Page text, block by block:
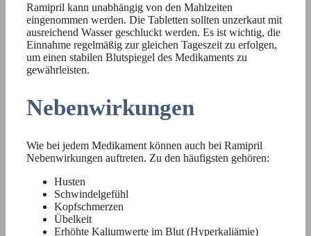
Ramipril kann unabhängig von den Mahlzeiten
eingenommen werden. Die Tabletten sollten unzerkaut mit
ausreichend Wasser geschluckt werden. Es ist wichtig, die
Einnahme regelmäßig zur gleichen Tageszeit zu erfolgen,
um einen stabilen Blutspiegel des Medikaments zu
gewährleisten.
Nebenwirkungen
Wie bei jedem Medikament können auch bei Ramipril
Nebenwirkungen auftreten. Zu den häufigsten gehören:
Husten
Schwindelgefühl
Kopfschmerzen
Übelkeit
Erhöhte Kaliumwerte im Blut (Hyperkaliämie)